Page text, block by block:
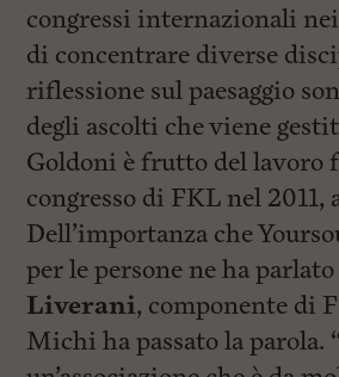
congressi internazionali
di concentrare diverse
riflessione sul paesaggio
degli ascolti che viene
Goldoni è frutto del lavoro
congresso di FKL nel 2011,
Dell’importanza che
per le persone ne ha
Liverani, componente di
Michi ha passato la parola.